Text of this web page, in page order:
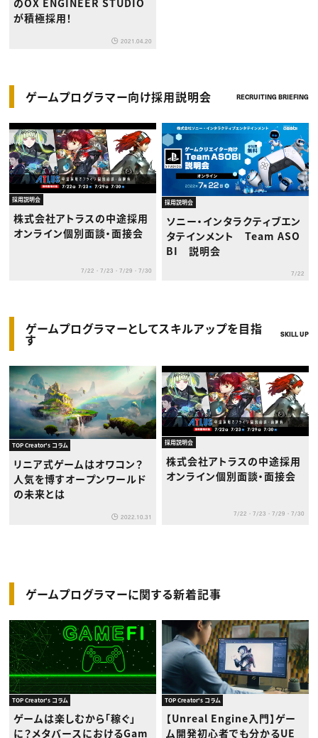
が積極採用！
2021.04.20
ゲームプログラマー向け採用説明会 RECRUITING BRIEFING
採用説明会
株式会社アトラスの中途採用
オンライン個別面談・面接会
7/22・7/23・7/29・7/30
採用説明会
ソニー・インタラクティブエン
タテインメント Team ASO
BI 説明会
7/22
ゲームプログラマーとしてスキルアップを目指
す SKILL UP
TOP Creator's コラム
リニア式ゲームはオワコン？
人気を博すオープンワールド
の未来とは
2022.10.31
採用説明会
株式会社アトラスの中途採用
オンライン個別面談・面接会
7/22・7/23・7/29・7/30
ゲームプログラマーに関する新着記事
TOP Creator's コラム
ゲームは楽しむから「稼ぐ」
に？メタバースにおけるGam
TOP Creator's コラム
【Unreal Engine入門】ゲー
ム開発初心者でも分かるUE